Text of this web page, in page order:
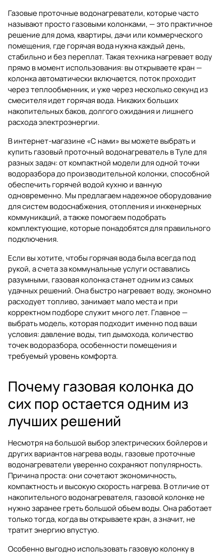
Газовые проточные водонагреватели, которые часто
называют просто газовыми колонками, — это практичное
решение для дома, квартиры, дачи или коммерческого
помещения, где горячая вода нужна каждый день,
стабильно и без переплат. Такая техника нагревает воду
прямо в момент использования: вы открываете кран —
колонка автоматически включается, поток проходит
через теплообменник, и уже через несколько секунд из
смесителя идет горячая вода. Никаких больших
накопительных баков, долгого ожидания и лишнего
расхода электроэнергии.
В интернет-магазине «С нами» вы можете выбрать и
купитьгазовый проточный водонагреватель в Туледля
разных задач: от компактной модели для одной точки
водоразбора до производительной колонки, способной
обеспечить горячей водой кухню и ванную
одновременно. Мы предлагаем надежное оборудование
для систем водоснабжения, отопления и инженерных
коммуникаций, а также помогаем подобрать
комплектующие, которые понадобятся для правильного
подключения.
Если вы хотите, чтобы горячая вода была всегда под
рукой, а счета за коммунальные услуги оставались
разумными, газовая колонка станет одним из самых
удачных решений. Она быстро нагревает воду, экономно
расходует топливо, занимает мало места и при
корректном подборе служит много лет. Главное —
выбрать модель, которая подходит именно под ваши
условия: давление воды, тип дымохода, количество
точек водоразбора, особенности помещения и
требуемый уровень комфорта.
Почему газовая колонка до
сих пор остается одним из
лучших решений
Несмотря на большой выбор электрических бойлеров и
других вариантов нагрева воды, газовые проточные
водонагреватели уверенно сохраняют популярность.
Причина проста: они сочетают экономичность,
компактность и высокую скорость нагрева. В отличие от
накопительного водонагревателя, газовой колонке не
нужно заранее греть большой объем воды. Она работает
только тогда, когда вы открываете кран, а значит, не
тратит энергию впустую.
Особенно выгодно использовать газовую колонку в